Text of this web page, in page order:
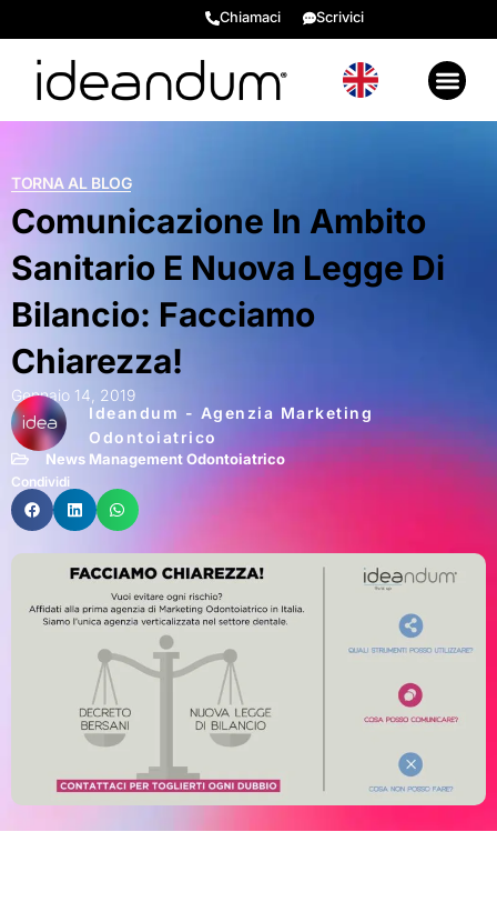
Chiamaci Scrivici
TORNA AL BLOG
Comunicazione In Ambito
Sanitario E Nuova Legge Di
Bilancio: Facciamo
Chiarezza!
Gennaio 14, 2019
Ideandum - Agenzia Marketing
Odontoiatrico
News Management Odontoiatrico
Condividi